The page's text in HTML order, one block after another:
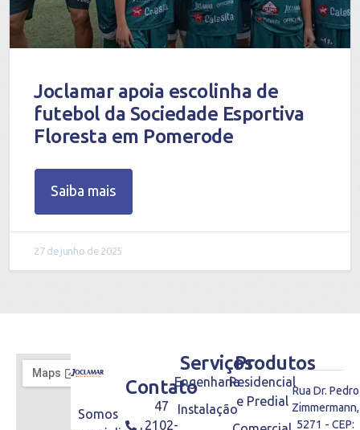
Joclamar apoia escolinha de
futebol da Sociedade Esportiva
Floresta em Pomerode
Saiba mais
27 de junho de 2025
Somos
Contato
47
2102-
Produtos
Residencial
e Predial
Serviços
Engenharia
Instalação
Rua Dr. Pedro
Zimmermann,
5271 - CEP: